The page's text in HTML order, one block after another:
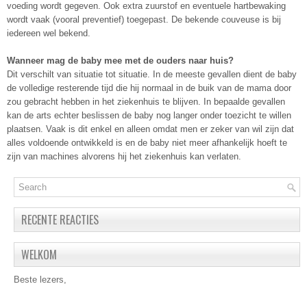
voeding wordt gegeven. Ook extra zuurstof en eventuele hartbewaking
wordt vaak (vooral preventief) toegepast. De bekende couveuse is bij
iedereen wel bekend.
Wanneer mag de baby mee met de ouders naar huis?
Dit verschilt van situatie tot situatie. In de meeste gevallen dient de baby
de volledige resterende tijd die hij normaal in de buik van de mama door
zou gebracht hebben in het ziekenhuis te blijven. In bepaalde gevallen
kan de arts echter beslissen de baby nog langer onder toezicht te willen
plaatsen. Vaak is dit enkel en alleen omdat men er zeker van wil zijn dat
alles voldoende ontwikkeld is en de baby niet meer afhankelijk hoeft te
zijn van machines alvorens hij het ziekenhuis kan verlaten.
RECENTE REACTIES
WELKOM
Beste lezers,